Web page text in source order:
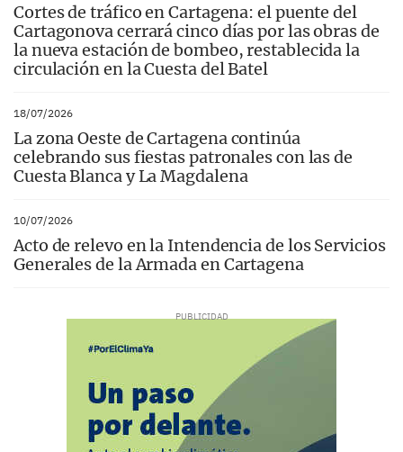
Cortes de tráfico en Cartagena: el puente del
Cartagonova cerrará cinco días por las obras de
la nueva estación de bombeo, restablecida la
circulación en la Cuesta del Batel
18/07/2026
La zona Oeste de Cartagena continúa
celebrando sus fiestas patronales con las de
Cuesta Blanca y La Magdalena
10/07/2026
Acto de relevo en la Intendencia de los Servicios
Generales de la Armada en Cartagena